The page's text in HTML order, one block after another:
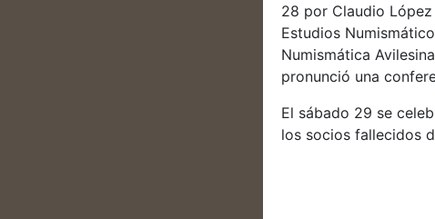
28 por Claudio
Estudios
Numismática
pronunció una
El sábado 29 se
los socios fallecidos